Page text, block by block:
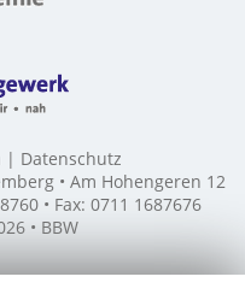
Datenschutz
• Am Hohengeren 12
• Fax: 0711 1687676
• BBW